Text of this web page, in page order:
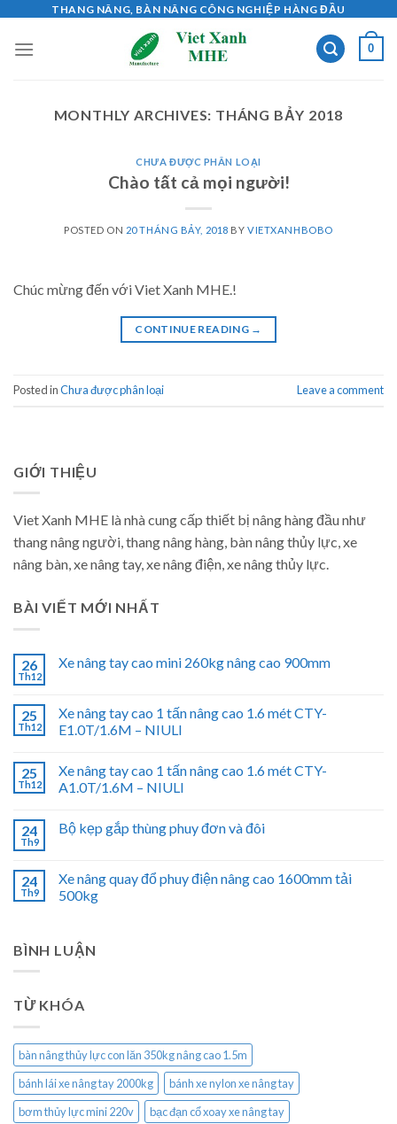
content
THANG NÂNG, BÀN NÂNG CÔNG NGHIỆP HÀNG ĐẦU
0
MONTHLY ARCHIVES: THÁNG BẢY 2018
CHƯA ĐƯỢC PHÂN LOẠI
Chào tất cả mọi người!
POSTED ON 20 THÁNG BẢY, 2018 BYVIETXANHBOBO
Chúc mừng đến với Viet Xanh MHE.!
CONTINUE READING →
Posted inChưa được phân loại Leave a comment
GIỚI THIỆU
Viet Xanh MHE là nhà cung cấp thiết bị nâng hàng đầu như
thang nâng người, thang nâng hàng, bàn nâng thủy lực, xe
nâng bàn, xe nâng tay, xe nâng điện, xe nâng thủy lực.
BÀI VIẾT MỚI NHẤT
26
Th12
Xe nâng tay cao mini 260kg nâng cao 900mm
25
Th12
Xe nâng tay cao 1 tấn nâng cao 1.6 mét CTY-
E1.0T/1.6M – NIULI
25
Th12
Xe nâng tay cao 1 tấn nâng cao 1.6 mét CTY-
A1.0T/1.6M – NIULI
24
Th9
Bộ kẹp gắp thùng phuy đơn và đôi
24
Th9
Xe nâng quay đổ phuy điện nâng cao 1600mm tải
500kg
BÌNH LUẬN
TỪ KHÓA
bàn nâng thủy lực con lăn 350kg nâng cao 1.5m
bánh lái xe nâng tay 2000kg
bánh xe nylon xe nâng tay
bơm thủy lực mini 220v
bạc đạn cổ xoay xe nâng tay